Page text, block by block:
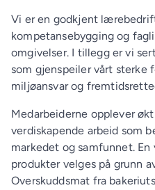
Vi er en godkjent
kompetansebygging og
omgivelser. I tillegg er vi
som gjenspeiler vårt sterke
miljøansvar og
Medarbeiderne opplever
verdiskapende arbeid som
markedet og samfunnet.
produkter velges på grunn
Overskuddsmat fra